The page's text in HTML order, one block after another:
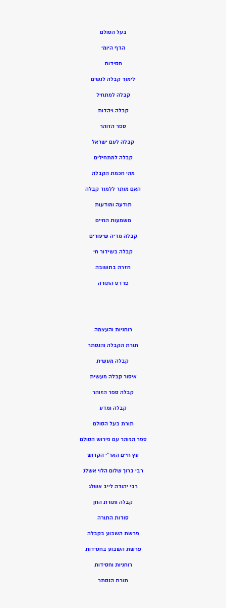
בעל הסולם
הדף היומי
חסידות
לימוד קבלה לנשים
קבלה למתחיל
קבלה ויהדות
ספר הזוהר
קבלה לעם ישראל
קבלה למתחילים
מהי חכמת הקבלה
האם מותר ללמוד קבלה
תודעה ומודעות
משמעות החיים
קבלה מדיה שיעורים
קבלה בשידור חי
חזרה בתשובה
פרדס התורה
רוחניות והעצמה
תורת הקבלה והנסתר
קבלה מעשית
איסור קבלה מעשית
קבלה ספר הזוהר
קבלה ומדע
תורת בעל הסולם
ספר הזוהר עם פירוש הסולם
עץ חיים האר”י הקדוש
רבי ברוך שלום הלוי אשלג
רבי יהודה לייב אשלג
קבלה ותורת החן
סודות התורה
פרשת השבוע בקבלה
פרשת השבוע בחסידות
רוחניות וחסידות
תורת הנסתר